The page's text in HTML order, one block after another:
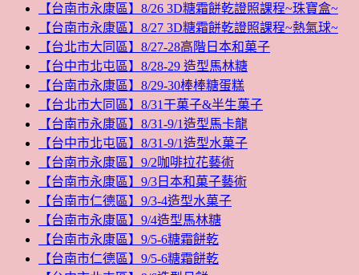
【台南市永康區】8/26 3D糖霜餅乾證照課程~珠寶盒~
【台南市永康區】8/27 3D糖霜餅乾證照課程~熱氣球~
【台北市大同區】8/27-28高階日本和菓子
【台中市北屯區】8/28-29 造型馬林糖
【台南市永康區】8/29-30棒棒糖蛋糕
【台北市大同區】8/31干菓子&半生菓子
【台南市永康區】8/31-9/1造型馬卡龍
【台中市北屯區】8/31-9/1造型水菓子
【台南市永康區】9/2咖啡拉花藝術
【台南市永康區】9/3日本和菓子藝術
【台南市仁德區】9/3-4造型水菓子
【台南市永康區】9/4造型馬林糖
【台南市永康區】9/5-6糖霜餅乾
【台南市仁德區】9/5-6糖霜餅乾